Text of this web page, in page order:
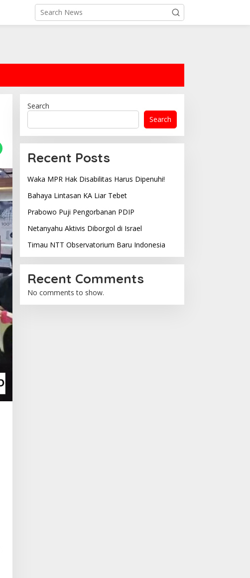
Search
Search
Recent Posts
Waka MPR Hak Disabilitas Harus Dipenuhi!
Bahaya Lintasan KA Liar Tebet
Prabowo Puji Pengorbanan PDIP
Netanyahu Aktivis Diborgol di Israel
Timau NTT Observatorium Baru Indonesia
Recent Comments
No comments to show.